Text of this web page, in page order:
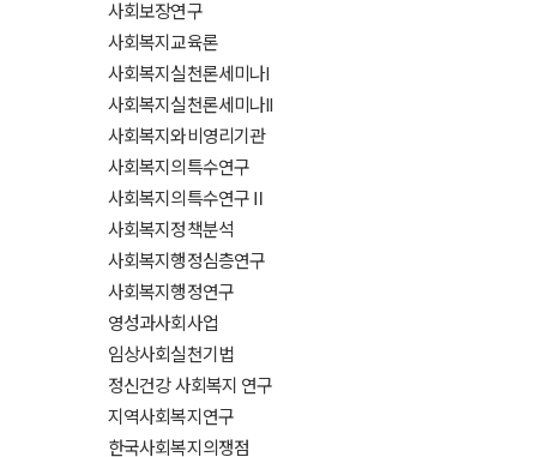
사회보장연구
사회복지교육론
사회복지실천론세미나I
사회복지실천론세미나II
사회복지와비영리기관
사회복지의특수연구
사회복지의특수연구Ⅱ
사회복지정책분석
사회복지행정심층연구
사회복지행정연구
영성과사회사업
임상사회실천기법
정신건강 사회복지 연구
지역사회복지연구
한국사회복지의쟁점